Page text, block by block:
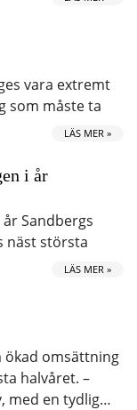
vara extremt
som måste ta
LÄS MER »
i år
Sandbergs
näst största
LÄS MER »
omsättning
halvåret. –
med en tydlig…